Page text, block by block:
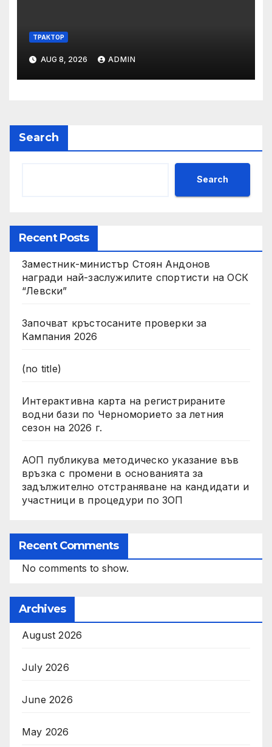
ТРАКТОР
AUG 8, 2026 ADMIN
Search
Search
Recent Posts
Заместник-министър Стоян Андонов
награди най-заслужилите спортисти на ОСК
“Левски”
Започват кръстосаните проверки за
Кампания 2026
(no title)
Интерактивна карта на регистрираните
водни бази по Черноморието за летния
сезон на 2026 г.
АОП публикува методическо указание във
връзка с промени в основанията за
задължително отстраняване на кандидати и
участници в процедури по ЗОП
Recent Comments
No comments to show.
Archives
August 2026
July 2026
June 2026
May 2026